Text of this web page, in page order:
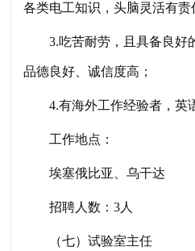
各类电工知识，头脑灵活有责
3.吃苦耐劳，且具备良好
品德良好、诚信度高；
4.有海外工作经验者，英
工作地点：
埃塞俄比亚、乌干达
招聘人数：3人
（七）试验室主任